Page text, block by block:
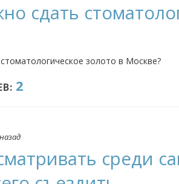
сдать
золото в Москве?
2
среди